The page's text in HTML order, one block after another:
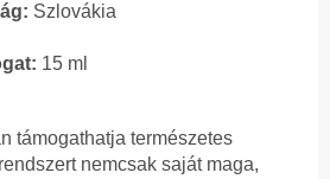
Szlovákia
15 ml
támogathatja természetes
nemcsak saját maga,